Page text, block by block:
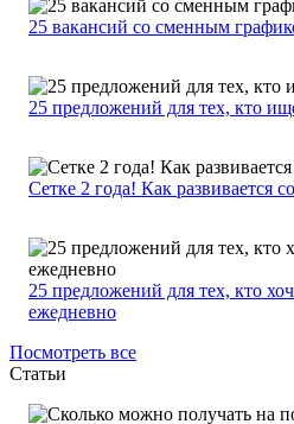
25 вакансий со сменным
25 предложений для тех, кто
Сетке 2 года! Как развивается
25 предложений для тех, кто
ежедневно
Посмотреть все
Статьи